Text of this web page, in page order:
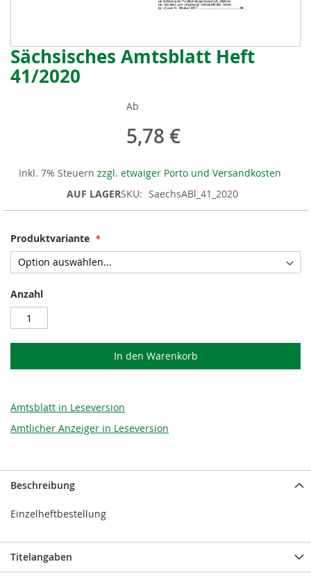
Sächsisches Amtsblatt Heft
41/2020
Ab
5,78 €
Inkl. 7% Steuern zzgl. etwaiger Porto und Versandkosten
AUF LAGERSKU SaechsABl_41_2020
Produktvariante
Anzahl
In den Warenkorb
Amtsblatt in Leseversion
Amtlicher Anzeiger in Leseversion
Zum
Anfang
der
Beschreibung
Einzelheftbestellung
Titelangaben